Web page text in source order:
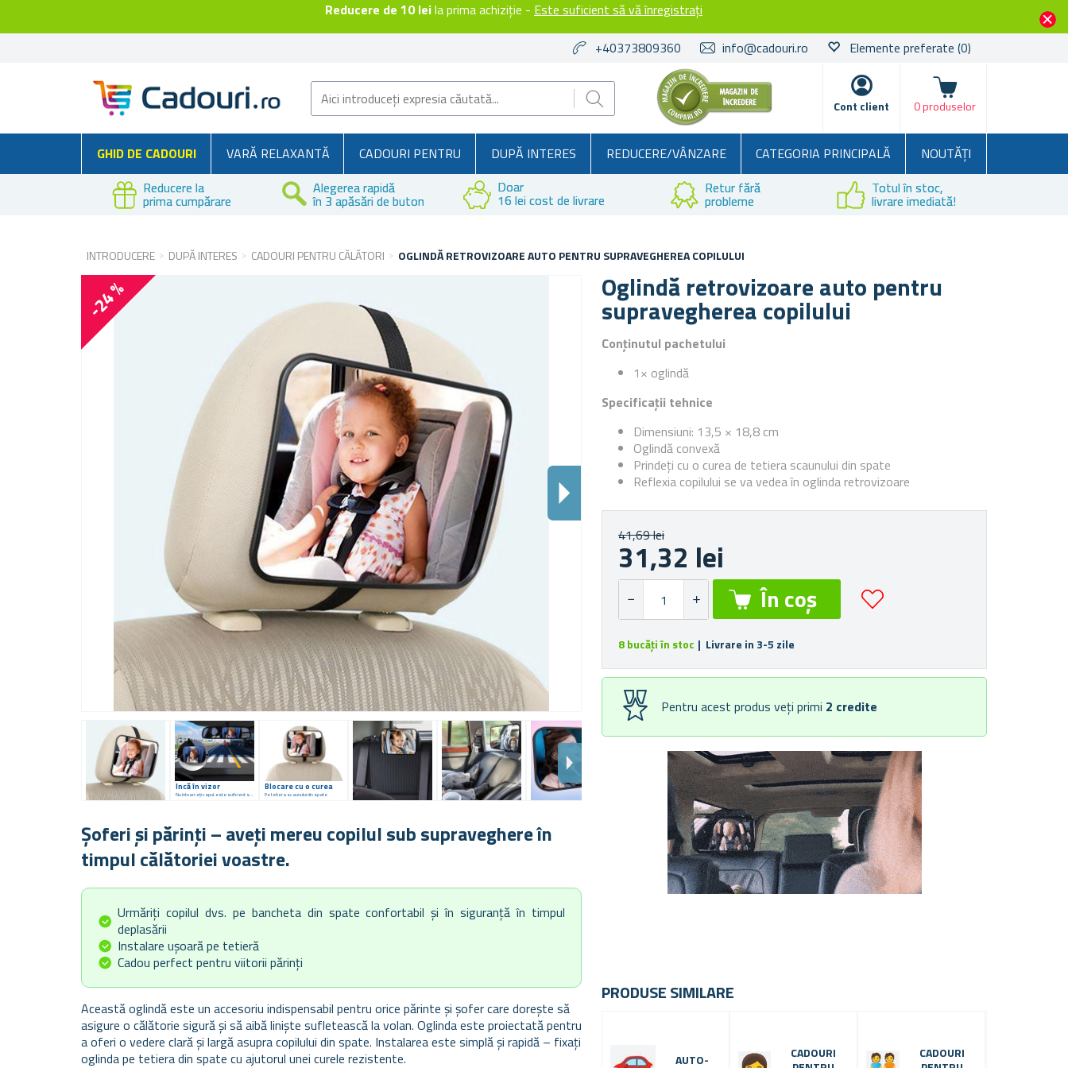
Reducere de 10 leila prima achiziție - Este suficient să vă înregistrați
+40373809360
info@cadouri.ro Elemente preferate (0)
Cont client
Coșul
0 produselor
GHID DE CADOURI VARĂ RELAXANTĂ CADOURI PENTRU DUPĂ INTERES REDUCERE/VÂNZARE CATEGORIA PRINCIPALĂ
NOUTĂȚI
Reducere la
prima cumpărare
Alegerea rapidă
în 3 apăsări de buton
Doar
16 lei cost de livrare
Retur fără
probleme
Totul în stoc,
livrare imediată!
INTRODUCERE DUPĂ INTERES CADOURI PENTRU CĂLĂTORI OGLINDĂ RETROVIZOARE AUTO PENTRU SUPRAVEGHEREA COPILULUI
Oglindă retrovizoare auto pentru
supravegherea copilului
-24 %
Încă în vizor
Nu întoarceți capul, este suficient să vă uitați în oglinda retrovizoare
Blocare cu o curea
Pe tetiera scaunului din spate
Conținutul pachetului
1× oglindă
Specificații tehnice
Dimensiuni: 13,5 × 18,8 cm
Oglindă convexă
Prindeți cu o curea de tetiera scaunului din spate
Reflexia copilului se va vedea în oglinda retrovizoare
41,69 lei
31,32 lei
8 bucăți în stoc | Livrare in 3-5 zile
Pentru acest produs veți primi 2 credite
Șoferi și părinți – aveți mereu copilul sub supraveghere în
timpul călătoriei voastre.
Urmăriți copilul dvs. pe bancheta din spate confortabil și în siguranță în timpul
deplasării
Instalare ușoară pe tetieră
Cadou perfect pentru viitorii părinți
Această oglindă este un accesoriu indispensabil pentru orice părinte și șofer care dorește să
asigure o călătorie sigură și să aibă liniște sufletească la volan. Oglinda este proiectată pentru
a oferi o vedere clară și largă asupra copilului din spate. Instalarea este simplă și rapidă – fixați
oglinda pe tetiera din spate cu ajutorul unei curele rezistente.
PRODUSE SIMILARE
AUTO-
CADOURI
CADOURI